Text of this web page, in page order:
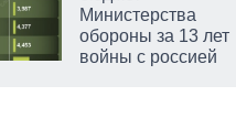
Министерства
обороны за 13 лет
войны с россией